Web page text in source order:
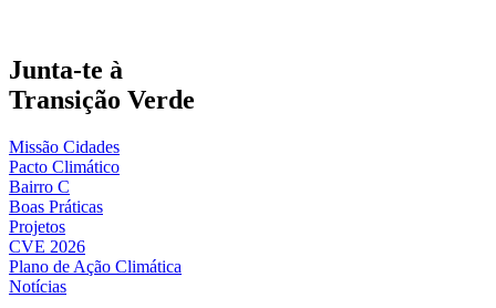
Junta-te à
Transição Verde
Missão Cidades
Pacto Climático
Bairro C
Boas Práticas
Projetos
CVE 2026
Plano de Ação Climática
Notícias